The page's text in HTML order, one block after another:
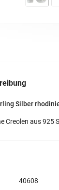
Silber
Creolen aus
40608